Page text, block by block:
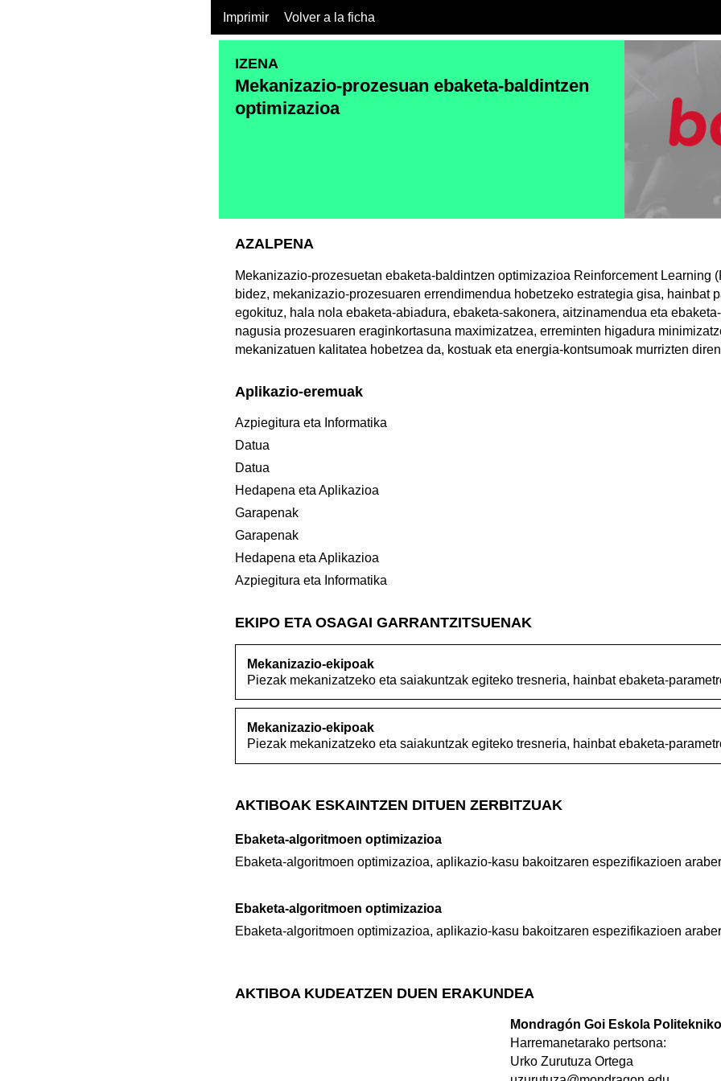
Imprimir Volver a la ficha
IZENA
Mekanizazio-prozesuan ebaketa-baldintzen
optimizazioa
AZALPENA
Mekanizazio-prozesuetan ebaketa-baldintzen optimizazioa Reinforcement Learning
bidez, mekanizazio-prozesuaren errendimendua hobetzeko estrategia gisa, hainbat
egokituz, hala nola ebaketa-abiadura, ebaketa-sakonera, aitzinamendua eta
nagusia prozesuaren eraginkortasuna maximizatzea, erreminten higadura
mekanizatuen kalitatea hobetzea da, kostuak eta energia-kontsumoak murrizten
Aplikazio-eremuak
Azpiegitura eta Informatika
Datua
Datua
Hedapena eta Aplikazioa
Garapenak
Garapenak
Hedapena eta Aplikazioa
Azpiegitura eta Informatika
EKIPO ETA OSAGAI GARRANTZITSUENAK
Mekanizazio-ekipoak
Piezak mekanizatzeko eta saiakuntzak egiteko tresneria, hainbat ebaketa-
Mekanizazio-ekipoak
Piezak mekanizatzeko eta saiakuntzak egiteko tresneria, hainbat ebaketa-
AKTIBOAK ESKAINTZEN DITUEN ZERBITZUAK
Ebaketa-algoritmoen optimizazioa
Ebaketa-algoritmoen optimizazioa, aplikazio-kasu bakoitzaren espezifikazioen
Ebaketa-algoritmoen optimizazioa
Ebaketa-algoritmoen optimizazioa, aplikazio-kasu bakoitzaren espezifikazioen
AKTIBOA KUDEATZEN DUEN ERAKUNDEA
Mondragón Goi Eskola
Harremanetarako pertsona:
Urko Zurutuza Ortega